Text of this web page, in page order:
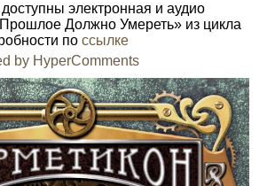
электронная и аудио
Должно Умереть» из цикла
по ссылке
by HyperComments